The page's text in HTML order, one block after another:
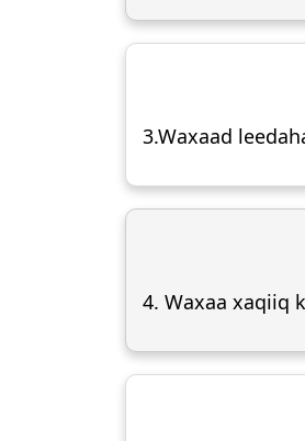
3.Waxaad
4. Waxaa xaqiiq